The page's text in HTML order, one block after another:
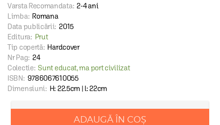
Varsta Recomandata: 2-4 ani
Limba: Romana
Data publicării: 2015
Editura: Prut
Tip copertă: Hardcover
Nr Pag: 24
Colectie: Sunt educat, ma port civilizat
ISBN: 9786067610055
Dimensiuni: H: 22.5cm | l: 22cm
ADAUGĂ ÎN COȘ